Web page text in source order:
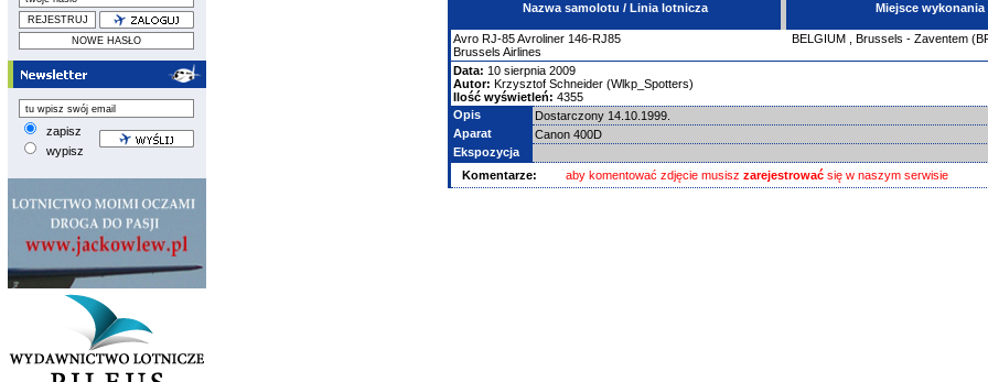
zapisz
wypisz
Nazwa samolotu / Linia lotnicza Miejsce wykonania
Avro RJ-85 Avroliner 146-RJ85
Brussels Airlines
BELGIUM, Brussels - Zaventem
Data: 10 sierpnia 2009
Autor: Krzysztof Schneider (Wlkp_Spotters)
Ilość wyświetleń: 4355
Opis
Dostarczony 14.10.1999.
Aparat
Canon 400D
Ekspozycja
Komentarze:
aby komentować zdjęcie musisz zarejestrowaćsię w naszym serwisie